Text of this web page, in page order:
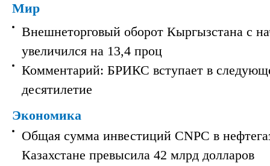
Мир
Внешнеторговый оборот Кыргызстана с
увеличился на 13,4 проц
Комментарий: БРИКС вступает в
десятилетие
Экономика
Общая сумма инвестиций CNPC в
Казахстане превысила 42 млрд долларов